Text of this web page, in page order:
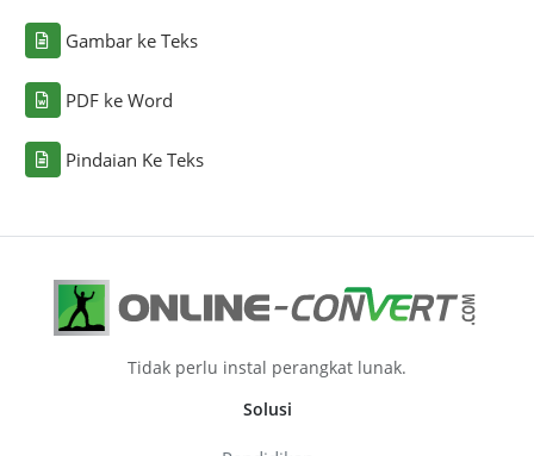
Gambar ke Teks
PDF ke Word
Pindaian Ke Teks
Tidak perlu instal perangkat lunak.
Solusi